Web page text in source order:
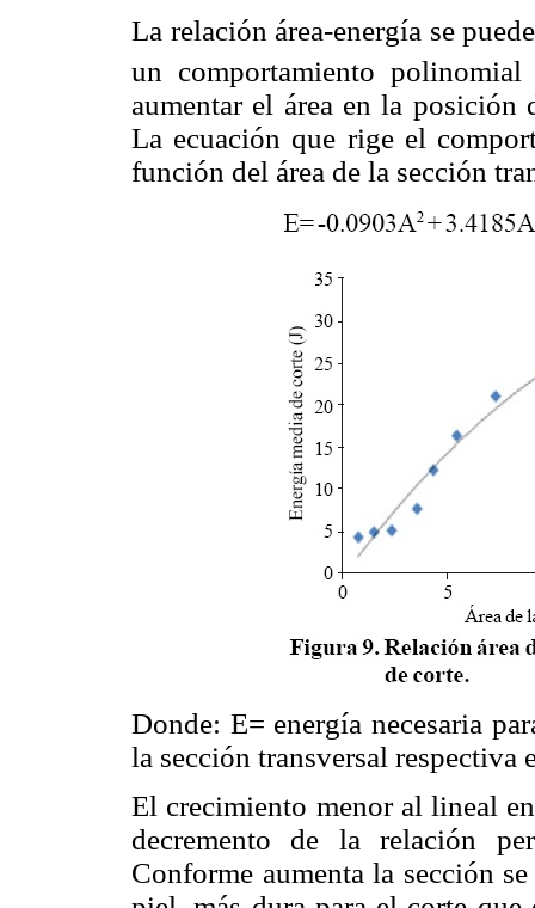
La relación área-energía se
un comportamiento
aumentar el área en la
La ecuación que rige el
función del área de la sección
Donde: E= energía necesaria
la sección transversal respectiva
El crecimiento menor al lineal
decremento de la relación
Conforme aumenta la sección